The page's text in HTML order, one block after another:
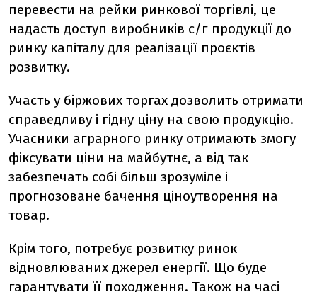
перевести на рейки ринкової торгівлі, це
надасть доступ виробників с/г продукції до
ринку капіталу для реалізації проєктів
розвитку.
Участь у біржових торгах дозволить отримати
справедливу і гідну ціну на свою продукцію.
Учасники аграрного ринку отримають змогу
фіксувати ціни на майбутнє, а від так
забезпечать собі більш зрозуміле і
прогнозоване бачення ціноутворення на
товар.
Крім того, потребує розвитку ринок
відновлюваних джерел енергії. Що буде
гарантувати її походження. Також на часі